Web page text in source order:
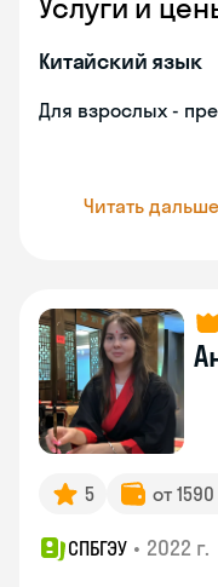
Услуги и
Китайский язык
Для взрослых -
Читать дальше
5 от
СПБГЭУ • 2022 г.